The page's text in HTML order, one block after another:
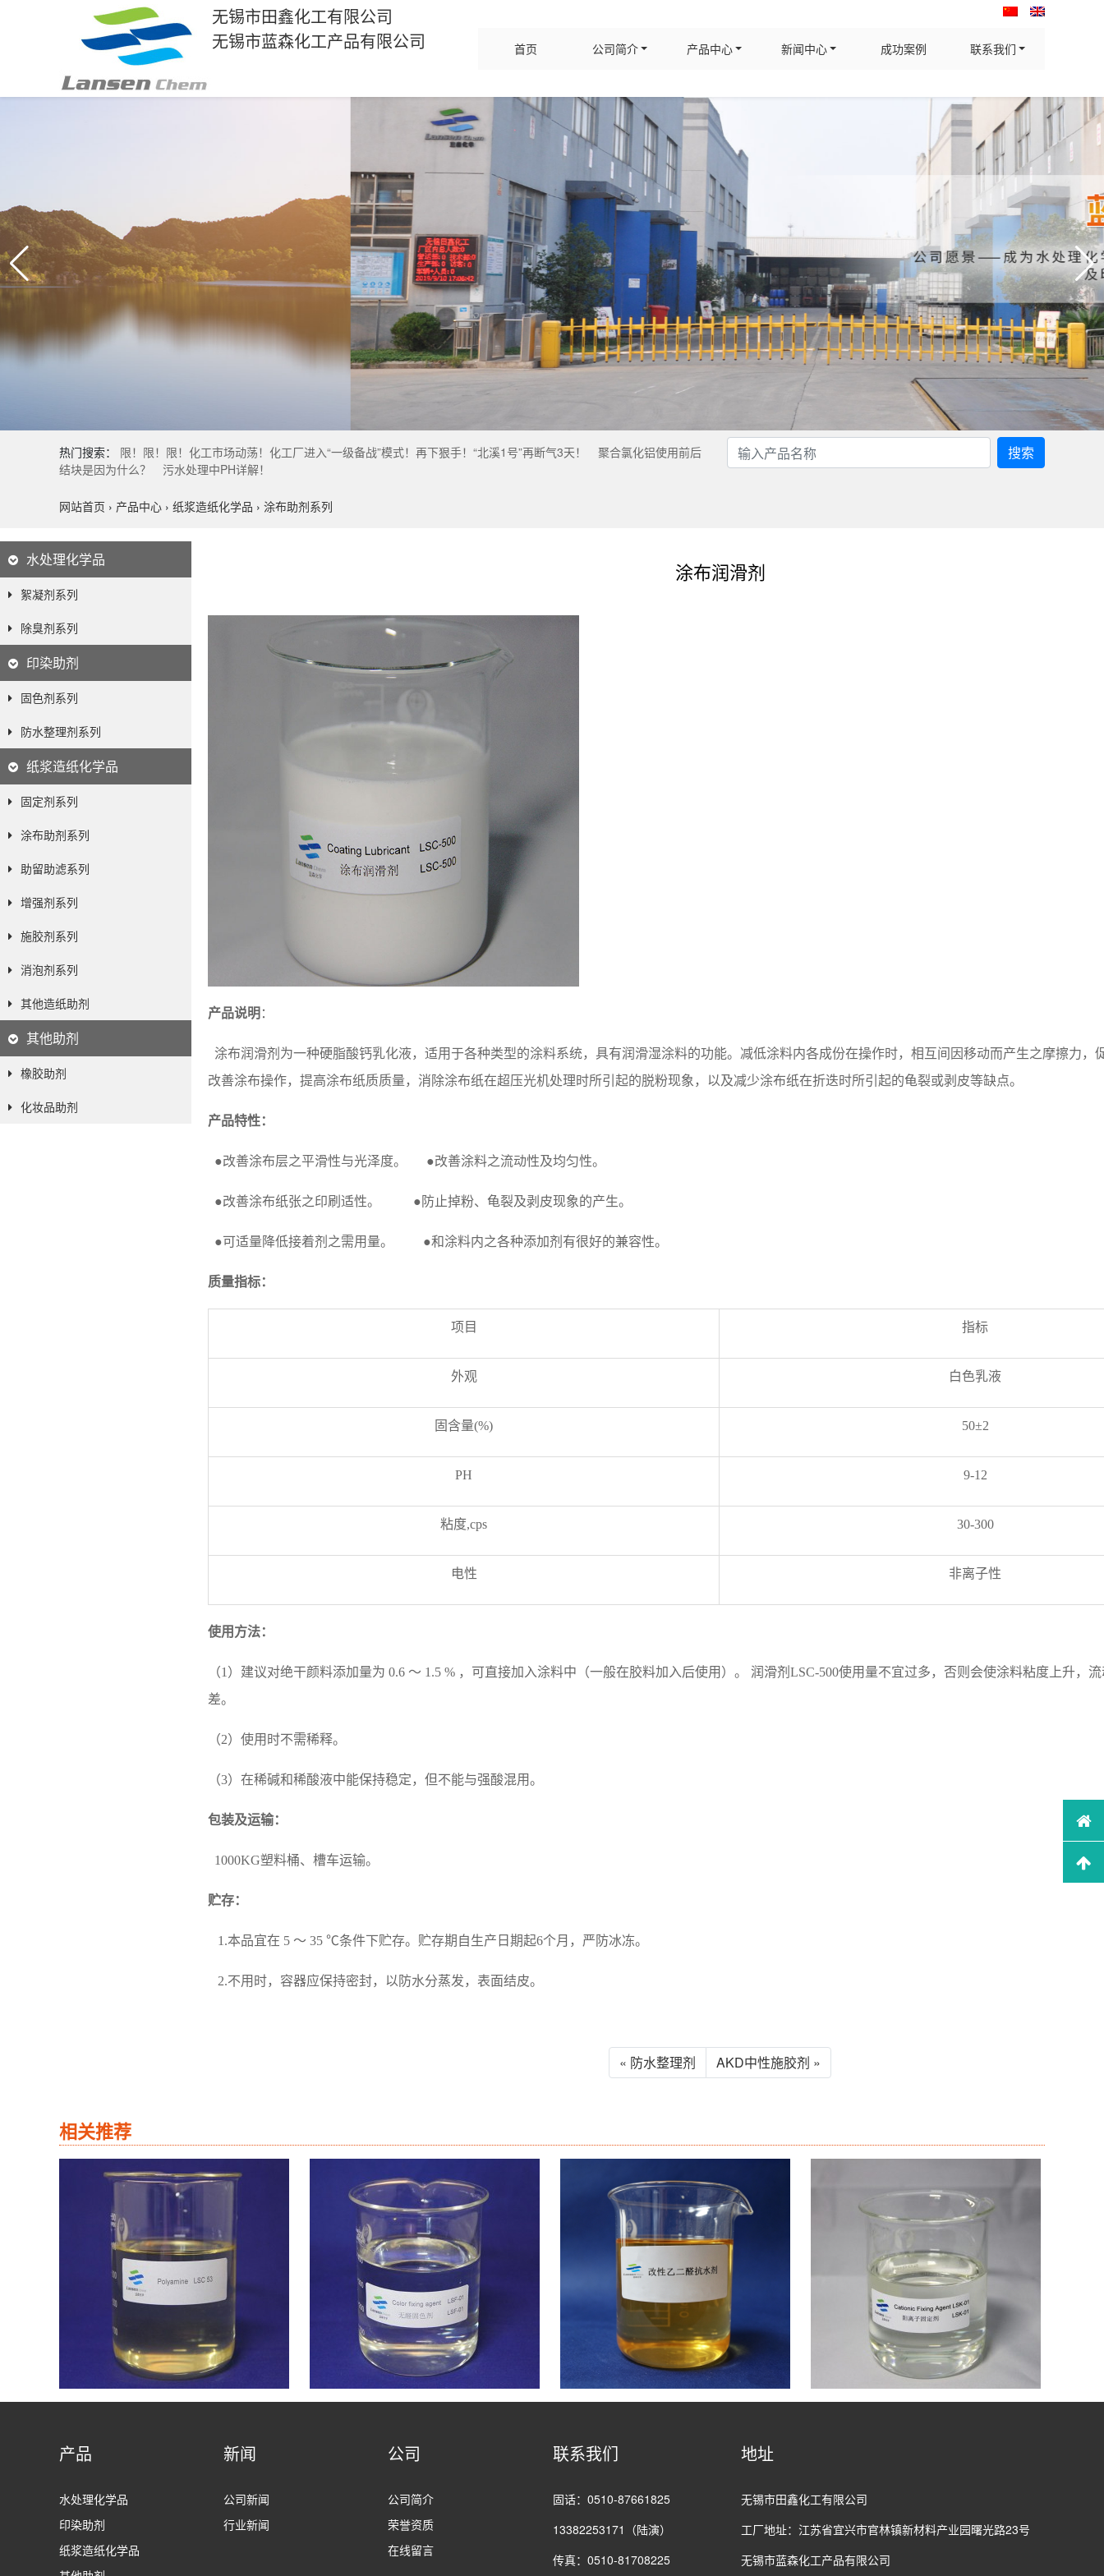
无锡市田鑫化工有限公司
无锡市蓝森化工产品有限公司
首页 公司简介 产品中心 新闻中心 成功案例 联系我们
热门搜索： 限！限！限！化工市场动荡！化工厂进入“一级备战”模式！再下狠手！“北溪1号”再断气3天！
聚合氯化铝使用前后
结块是因为什么？
污水处理中PH详解！
搜索
网站首页 › 产品中心 › 纸浆造纸化学品 › 涂布助剂系列
水处理化学品
絮凝剂系列
除臭剂系列
印染助剂
固色剂系列
防水整理剂系列
纸浆造纸化学品
固定剂系列
涂布助剂系列
助留助滤系列
增强剂系列
施胶剂系列
消泡剂系列
其他造纸助剂
其他助剂
橡胶助剂
化妆品助剂
涂布润滑剂
产品说明 ：
涂布润滑剂 为一种硬脂酸钙乳化液，适用于各种类型的涂料系统，具有润滑湿涂料的功能。 减低涂料内各成份在操作时，相互间因移动而产生之摩擦力，
改善涂布操作，提高涂布纸质质量，消除涂布纸在超压光机处理时所引起的脱粉现象，以及减少涂布纸在折迭时所引起的龟裂或剥皮等缺点。
产品特性：
●改善涂布层之平滑性与光泽度。 ●改善涂料之流动性及均匀性。
●改善涂布纸张之印刷适性。 ●防止掉粉、龟裂及剥皮现象的产生。
●可适量降低接着剂之需用量。 ●和涂料内之各种添加剂有很好的兼容性。
质量指标：
项目 指标
外观 白色乳液
固含量(%) 50±2
PH 9-12
粘度,cps 30-300
电性 非离子性
使用方法：
（1）建议对绝干颜料添加量为 0.6 ～ 1.5 % ，可直接加入涂料中（一般在胶料加入后使用）。 润滑剂LSC-500使用量不宜过多，否则会使涂料粘度上升，
差。
（2）使用时不需稀释。
（3）在稀碱和稀酸液中能保持稳定，但不能与强酸混用。
包装及运输：
1000KG塑料桶、槽车运输。
贮存：
1.本品宜在 5 ～ 35 ℃条件下贮存。贮存期自生产日期起6个月，严防冰冻。
2.不用时，容器应保持密封，以防水分蒸发，表面结皮。
« 防水整理剂 AKD中性施胶剂 »
相关推荐
产品
水处理化学品
印染助剂
纸浆造纸化学品
新闻
公司新闻
行业新闻
公司
公司简介
荣誉资质
在线留言
联系我们
固话：0510-87661825
13382253171（陆演）
传真：0510-81708225
地址
无锡市田鑫化工有限公司
工厂地址：江苏省宜兴市官林镇新材料产业园曙光路23号
无锡市蓝森化工产品有限公司